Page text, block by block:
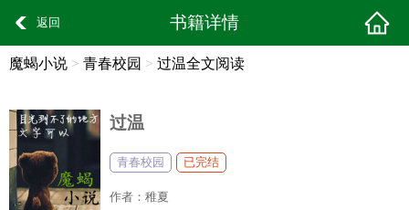
返回 书籍详情
魔蝎小说 > 青春校园 > 过温全文阅读
过温
青春校园 已完结
作者： 稚夏